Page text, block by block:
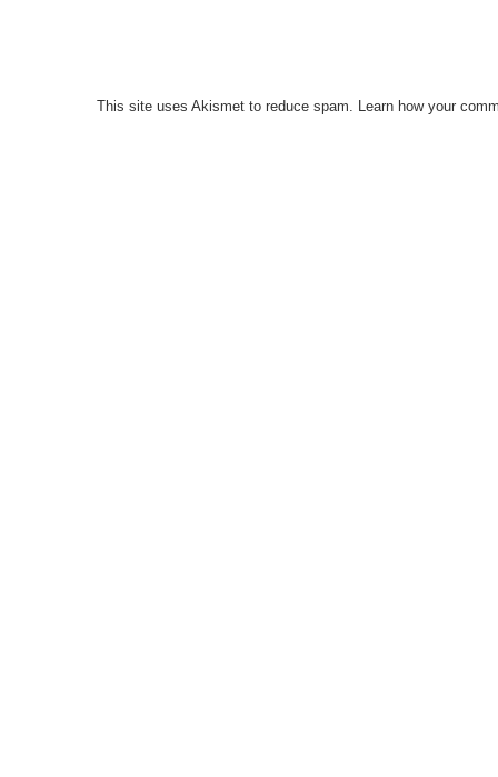
This site uses Akismet to reduce spam. Learn how your